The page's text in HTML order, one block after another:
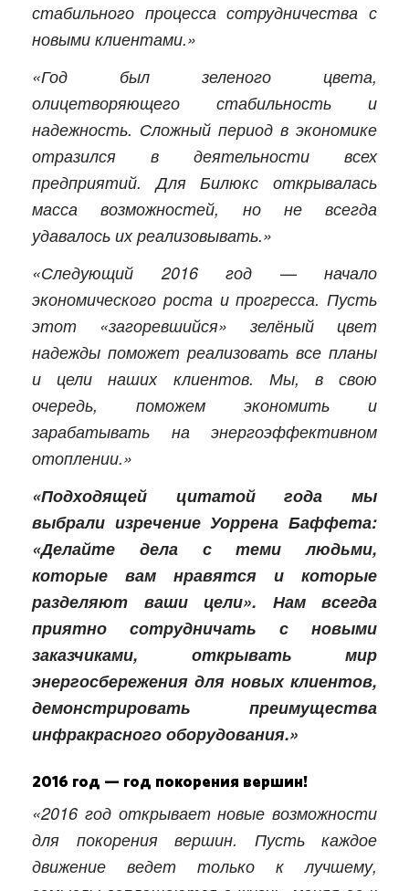
стабильного процесса сотрудничества с
новыми клиентами.»
«Год был зеленого цвета,
олицетворяющего стабильность и
надежность. Сложный период в экономике
отразился в деятельности всех
предприятий. Для Билюкс открывалась
масса возможностей, но не всегда
удавалось их реализовывать.»
«Следующий 2016 год — начало
экономического роста и прогресса. Пусть
этот «загоревшийся» зелёный цвет
надежды поможет реализовать все планы
и цели наших клиентов. Мы, в свою
очередь, поможем экономить и
зарабатывать на энергоэффективном
отоплении.»
«Подходящей цитатой года мы
выбрали изречение Уоррена Баффета:
«Делайте дела с теми людьми,
которые вам нравятся и которые
разделяют ваши цели». Нам всегда
приятно сотрудничать с новыми
заказчиками, открывать мир
энергосбережения для новых клиентов,
демонстрировать преимущества
инфракрасного оборудования.»
2016 год — год покорения вершин!
«2016 год открывает новые возможности
для покорения вершин. Пусть каждое
движение ведет только к лучшему,